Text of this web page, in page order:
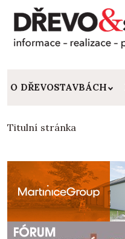
O DŘEVOSTAVBÁCH
Titulní stránka